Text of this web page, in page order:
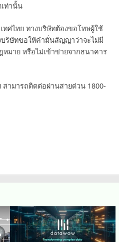
ท่านั้น
ศไทย ทางบริษัทต้องขอโทษผู้ใช้
บริษัทขอให้คำมั่นสัญญาว่าจะไม่มี
มาย หรือไม่เข้าข่ายจากธนาคาร
สามารถติดต่อผ่านสายด่วน 1800-